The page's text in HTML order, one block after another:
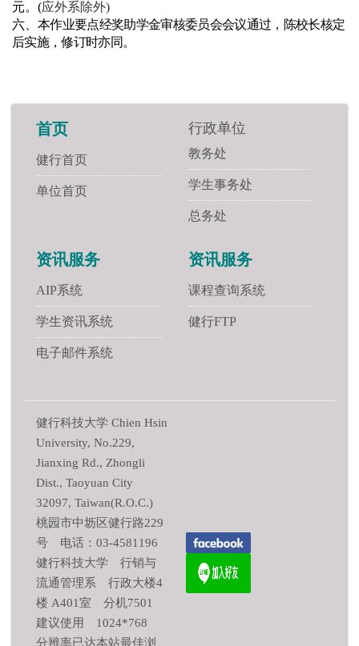
元。(应外系除外)
六、 本作业要点经奖助学金审核委员会会议通过，陈校长核定
后实施，修订时亦同。
首页
健行首页
单位首页
行政单位
教务处
学生事务处
总务处
资讯服务
AIP系统
学生资讯系统
电子邮件系统
资讯服务
课程查询系统
健行FTP
健行科技大学 Chien Hsin
University, No.229,
Jianxing Rd., Zhongli
Dist., Taoyuan City
32097, Taiwan(R.O.C.)
桃园市中坜区健行路229
号 电话：03-4581196
健行科技大学 行销与
流通管理系 行政大楼4
楼 A401室 分机7501
建议使用 1024*768
分辨率已达本站最佳浏